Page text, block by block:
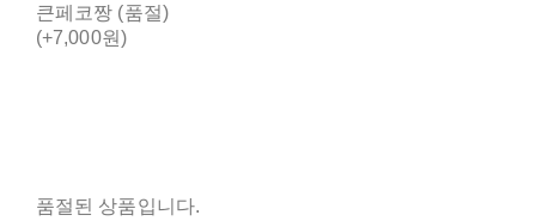
큰페코짱 (품절)
(+7,000원)
품절된 상품입니다.